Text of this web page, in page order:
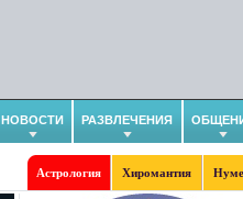
НОВОСТИ РАЗВЛЕЧЕНИЯ
Астрология Хиромантия